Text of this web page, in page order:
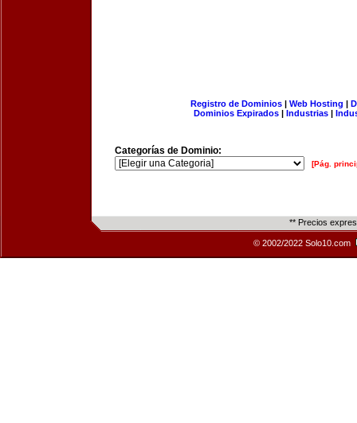
Registro de Dominios| Web Hosting |
Dominios Expirados | Industrias |
Categorías de Dominio:
[Pág.
** Precios
© 2002/2022 Solo10.com